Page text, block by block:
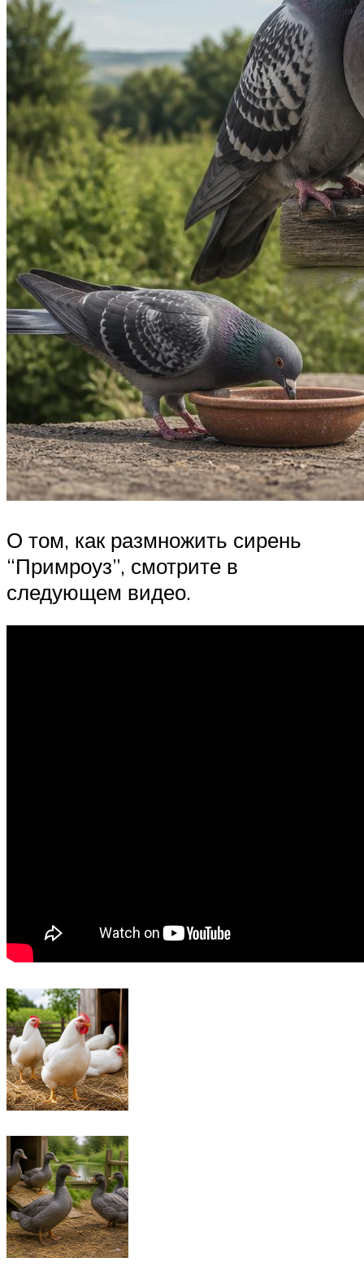
О том, как размножить сирень
“Примроуз”, смотрите в
следующем видео.